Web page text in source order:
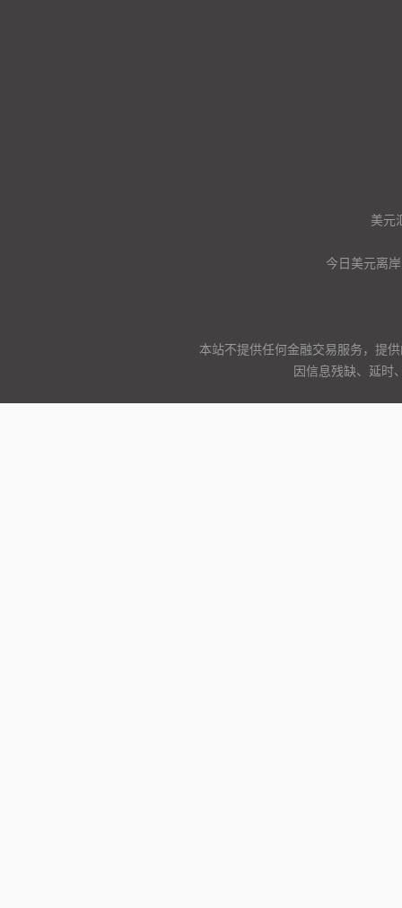
美元
今日美元离
本站不提供任何金融交易服务，提
因信息残缺、延时